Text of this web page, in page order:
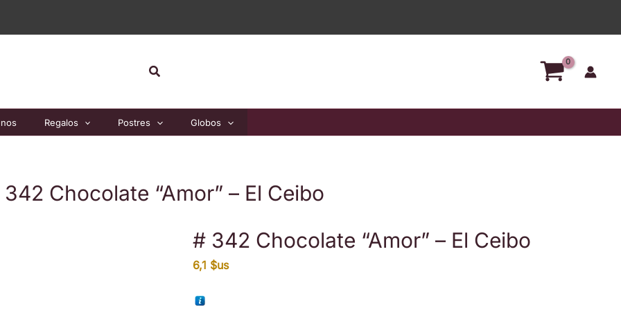
Buscar
Regalos Postres Globos
Chocolate “Amor” – El Ceibo
# 342 Chocolate “Amor” – El Ceibo
6,1 $us